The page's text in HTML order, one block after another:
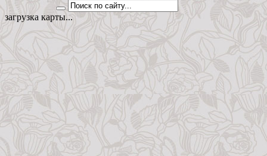
загрузка карты...